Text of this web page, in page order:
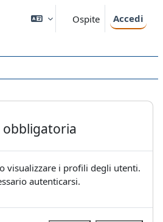
Ospite Accedi
obbligatoria
visualizzare i profili degli utenti.
autenticarsi.